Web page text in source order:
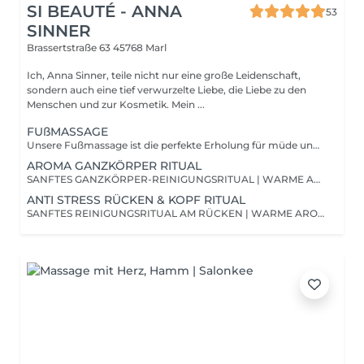
SI BEAUTÉ - ANNA
SINNER
53
Brassertstraße 63 45768 Marl
Ich, Anna Sinner, teile nicht nur eine große Leidenschaft,
sondern auch eine tief verwurzelte Liebe, die Liebe zu den
Menschen und zur Kosmetik. Mein ...
FUßMASSAGE
Unsere Fußmassage ist die perfekte Erholung für müde und beanspruchte Füße! Sie löst Verspannungen, fördert die Durchblutung und sorgt für ein sofortiges Wohlgefühl. Da unsere Füße täglich viel leisten, ist es besonders wichtig, ihnen regelmäßig Entspannung zu gönnen. Eine Fußmassage wirkt sich nicht nur positiv auf deine Füße, sondern auch auf dein gesamtes Wohlbefinden aus. Diese Behandlung ist unisex.
AROMA GANZKÖRPER RITUAL
SANFTES GANZKÖRPER-REINIGUNGSRITUAL | WARME AROMAKOMPRESSEN | INDIVIDUELL WÄHLBARES AROMAÖL | FLIESSENDE GANZKÖRPERMASSAGE | ENTSPANNENDE ARM, HAND- BEIN & FUßMASSAGE | INTENSIVE RÜCKEN-, SCHULTER- & NACKENMASSAGE | BERUHIGENDE KOPFMASSAGE | SANFTE DRUCKPUNKTTECHNIKEN Eine luxuriöse Ganzkörperauszeit für alle, die vollkommen abschalten möchten. Das Ritual beginnt mit einer sanften reinigenden Vorbereitung des gesamten Körpers, bevor warme Aromakompressen, individuell ausgewählte Aromaöle und fließende Massagebewegungen für tiefe Entspannung sorgen. Der gesamte Körper darf loslassen, Verspannungen werden gelöst und Körper sowie Geist finden zurück in Balance und Ruhe. Je nach persönlichem Bedürfnis kann das Ritual auf Entspannung, innere Harmonie, neue Energie oder Loslassen abgestimmt werden.
ANTI STRESS RÜCKEN & KOPF RITUAL
SANFTES REINIGUNGSRITUAL AM RÜCKEN | WARME AROMAKOMPRESSEN | ENTSPANNENDE RÜCKEN-, SCHULTER- & NACKENMASSAGE | INDIVIDUELL WÄHLBARES AROMAÖL | SANFTE DRUCKPUNKTTECHNIKEN | BERUHIGENDE KOPFMASSAGE Eine wohltuende Auszeit für Rücken, Schultern, Nacken und Kopf. Wir beginnen mit einem sanften Reinigungsritual am Rücken, bevor warme Aromakompressen, individuell ausgewählte Aromaöle und entspannende Massagegriffe für tiefe Ruhe und neue Leichtigkeit sorgen. Je nach persönlichem Bedürfnis kann das Ritual auf Entspannung, Balance, neue Energie oder inneren Ausgleich abgestimmt werden.